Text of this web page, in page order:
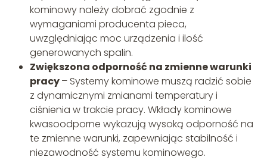
kominowy należy dobrać zgodnie z
wymaganiami producenta pieca,
uwzględniając moc urządzenia i ilość
generowanych spalin.
Zwiększona odporność na zmienne warunki
pracy– Systemy kominowe muszą radzić sobie
z dynamicznymi zmianami temperatury i
ciśnienia w trakcie pracy. Wkłady kominowe
kwasoodporne wykazują wysoką odporność na
te zmienne warunki, zapewniając stabilność i
niezawodność systemu kominowego.